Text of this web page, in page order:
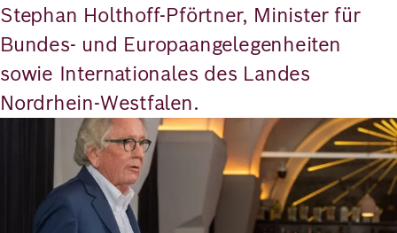
Stephan Holthoff-Pförtner, Minister für
Bundes- und Europaangelegenheiten
sowie Internationales des Landes
Nordrhein-Westfalen.